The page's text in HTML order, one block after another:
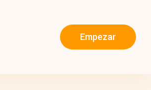
Empezar